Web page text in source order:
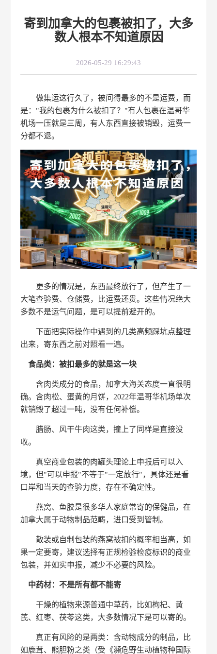
寄到加拿大的包裹被扣了，大多
数人根本不知道原因
2026-05-29 16:29:43
做集运这行久了，被问得最多的不是运费，而
是："我的包裹为什么被扣了？"有人包裹在温哥华
机场一压就是三周，有人东西直接被销毁，运费一
分都不退。
更多的情况是，东西最终放行了，但产生了一
大笔查验费、仓储费，比运费还贵。这些情况绝大
多数不是运气问题，是可以提前避开的。
下面把实际操作中遇到的几类高频踩坑点整理
出来，寄东西之前对照看一遍。
食品类：被扣最多的就是这一块
含肉类成分的食品，加拿大海关态度一直很明
确。含肉松、蛋黄的月饼，2022年温哥华机场单次
就销毁了超过一吨，没有任何补偿。
腊肠、风干牛肉这类，撞上了同样是直接没
收。
真空商业包装的肉罐头理论上申报后可以入
境，但"可以申报"不等于"一定放行"，具体还是看
口岸和当天的查验力度，存在不确定性。
燕窝、鱼胶是很多华人家庭常寄的保健品，在
加拿大属于动物制品范畴，进口受到管制。
散装或自制包装的燕窝被扣的概率相当高，如
果一定要寄，建议选择有正规检验检疫标识的商业
包装，并如实申报，减少不必要的风险。
中药材：不是所有都不能寄
干燥的植物来源普通中草药，比如枸杞、黄
芪、红枣、茯苓这类，大多数情况下是可以寄的。
真正有风险的是两类：含动物成分的制品，比
如鹿茸、熊胆粉之类（受《濒危野生动植物种国际